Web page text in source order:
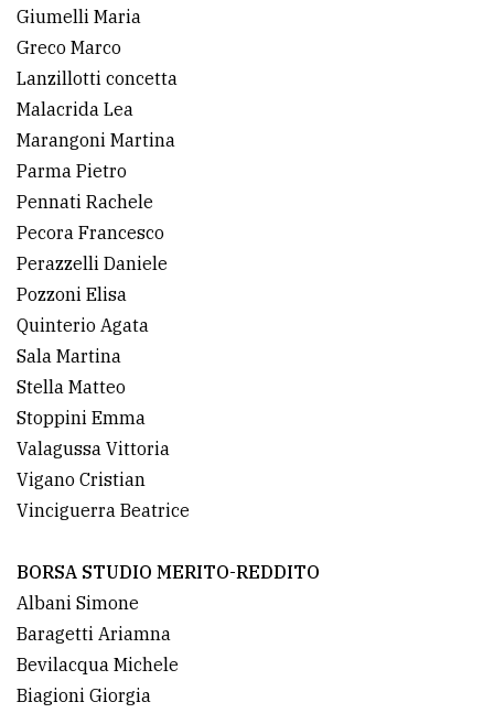
Giumelli Maria
Greco Marco
Lanzillotti concetta
Malacrida Lea
Marangoni Martina
Parma Pietro
Pennati Rachele
Pecora Francesco
Perazzelli Daniele
Pozzoni Elisa
Quinterio Agata
Sala Martina
Stella Matteo
Stoppini Emma
Valagussa Vittoria
Vigano Cristian
Vinciguerra Beatrice
BORSA STUDIO MERITO-REDDITO
Albani Simone
Baragetti Ariamna
Bevilacqua Michele
Biagioni Giorgia